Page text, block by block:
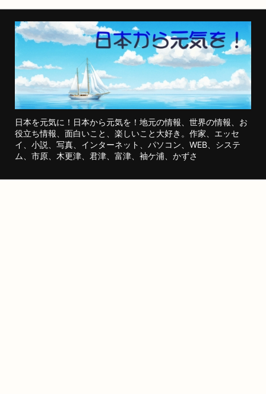
日本を元気に！日本から元気を！地元の情報、世界の情報、お
役立ち情報、面白いこと、楽しいこと大好き。作家、エッセ
イ、小説、写真、インターネット、パソコン、WEB、システ
ム、市原、木更津、君津、富津、袖ケ浦、かずさ